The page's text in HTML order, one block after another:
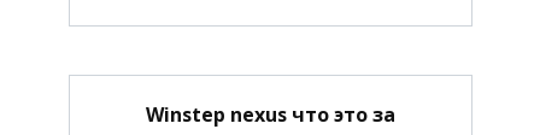
Winstep nexus что это за